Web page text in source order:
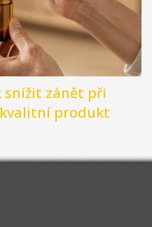
snížit zánět při
produkt